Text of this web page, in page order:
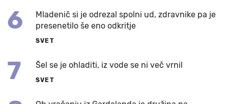
6
Mladenič si je odrezal spolni ud, zdravnike pa je
presenetilo še eno odkritje
SVET
7 Šel se je ohladiti, iz vode se ni več vrnil
SVET